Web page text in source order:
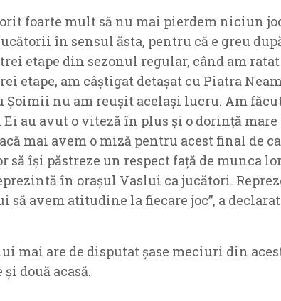
foarte mult să nu mai pierdem niciun
în sensul ăsta, pentru că e greu
etape din sezonul regular, când am
etape, am câștigat detașat cu Piatra
Șoimii nu am reușit același lucru. Am
Ei au avut o viteză în plus și o dorință mare
mai avem o miză pentru acest final de
să își păstreze un respect față de munca
în orașul Vaslui ca jucători.
să avem atitudine la fiecare joc”, a
mai are de disputat șase meciuri din
și două acasă.